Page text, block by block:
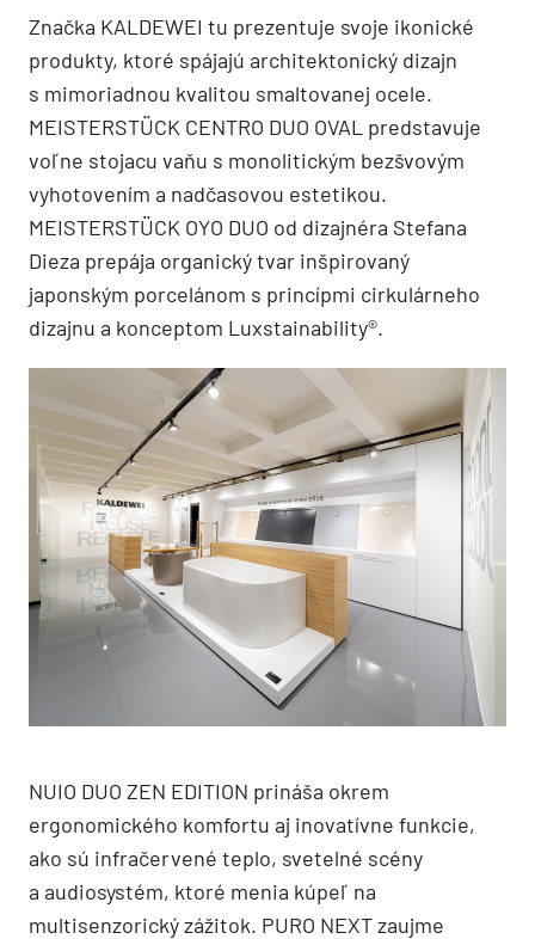
Značka KALDEWEI tu prezentuje svoje ikonické
produkty, ktoré spájajú architektonický dizajn
s mimoriadnou kvalitou smaltovanej ocele.
MEISTERSTÜCK CENTRO DUO OVAL predstavuje
voľne stojacu vaňu s monolitickým bezšvovým
vyhotovením a nadčasovou estetikou.
MEISTERSTÜCK OYO DUO od dizajnéra Stefana
Dieza prepája organický tvar inšpirovaný
japonským porcelánom s princípmi cirkulárneho
dizajnu a konceptom Luxstainability®.
NUIO DUO ZEN EDITION prináša okrem
ergonomického komfortu aj inovatívne funkcie,
ako sú infračervené teplo, svetelné scény
a audiosystém, ktoré menia kúpeľ na
multisenzorický zážitok. PURO NEXT zaujme